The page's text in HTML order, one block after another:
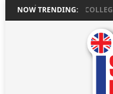
NOW TRENDING:
ที่ ASHBOURNE COLLEGE